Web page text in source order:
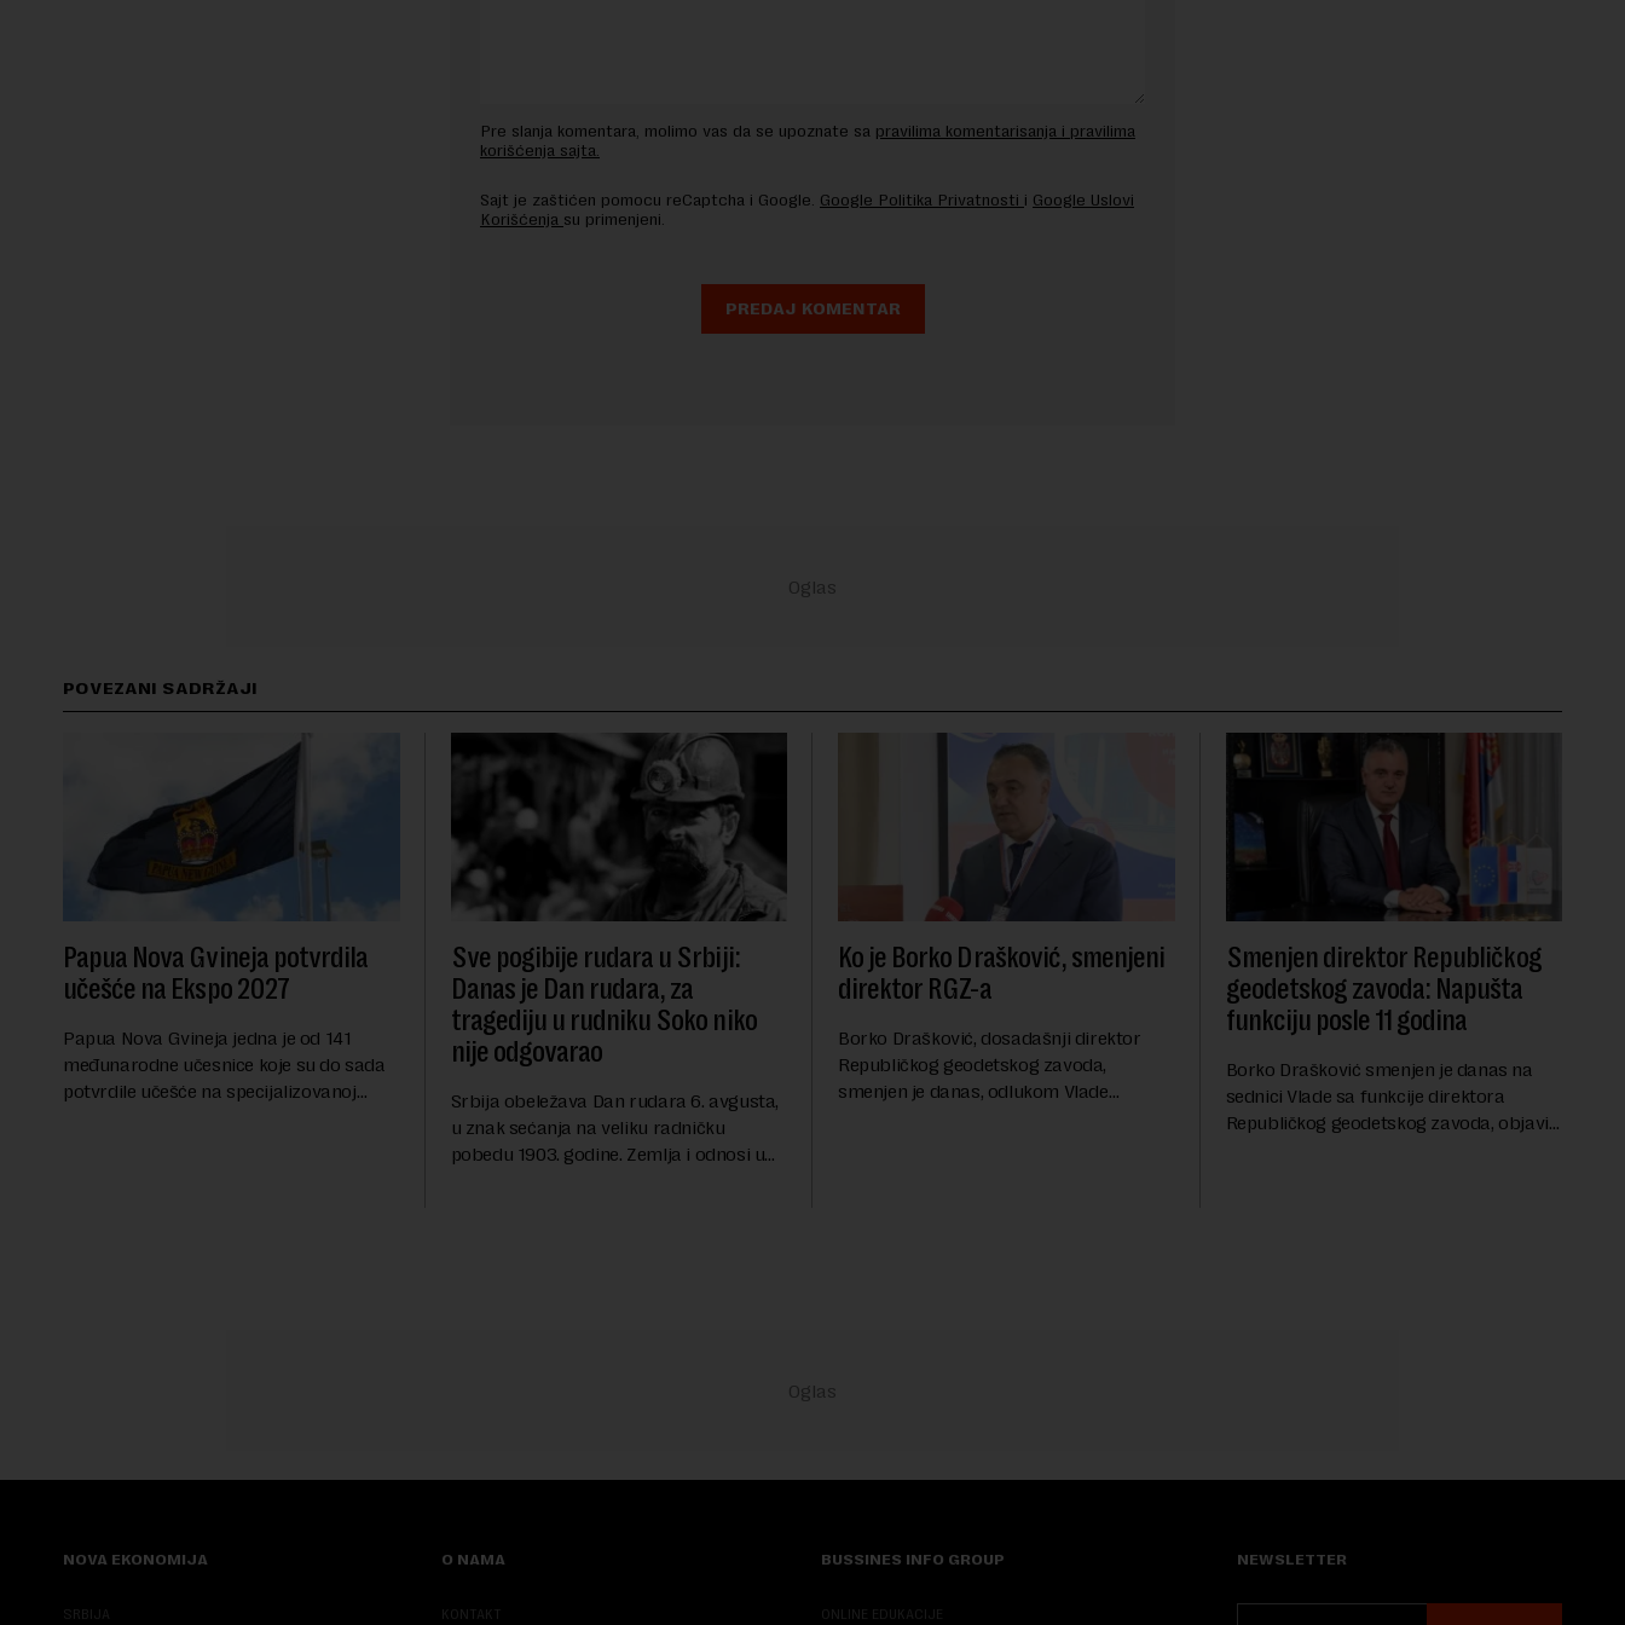
Pre slanja komentara, molimo vas da se upoznate sa pravilima komentarisanja i pravilima
korišćenja sajta.
Sajt je zaštićen pomocu reCaptcha i Google. Google Politika Privatnosti i Google Uslovi
Korišćenja su primenjeni.
POVEZANI SADRŽAJI
Papua Nova Gvineja potvrdila
učešće na Ekspo 2027
Papua Nova Gvineja jedna je od 141
međunarodne učesnice koje su do sada
potvrdile učešće na specijalizovanoj
Sve pogibije rudara u Srbiji:
Danas je Dan rudara, za
tragediju u rudniku Soko niko
nije odgovarao
Srbija obeležava Dan rudara 6. avgusta,
u znak sećanja na veliku radničku
pobedu 1903. godine. Zemlja i odnosi u
Ko je Borko Drašković, smenjeni
direktor RGZ-a
Borko Drašković, dosadašnji direktor
Republičkog geodetskog zavoda,
smenjen je danas, odlukom Vlade
Smenjen direktor Republičkog
geodetskog zavoda: Napušta
funkciju posle 11 godina
Borko Drašković smenjen je danas na
sednici Vlade sa funkcije direktora
Republičkog geodetskog zavoda, objavio
NOVA EKONOMIJA
SRBIJA
O NAMA
KONTAKT
BUSSINES INFO GROUP
ONLINE EDUKACIJE
NEWSLETTER